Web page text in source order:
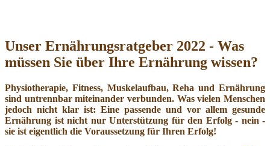
Unser Ernährungsratgeber 2022 - Was
müssen Sie über Ihre Ernährung wissen?
Physiotherapie, Fitness, Muskelaufbau, Reha und Ernährung
sind untrennbar miteinander verbunden. Was vielen Menschen
jedoch nicht klar ist: Eine passende und vor allem gesunde
Ernährung ist nicht nur Unterstützung für den Erfolg - nein -
sie ist eigentlich die Voraussetzung für Ihren Erfolg!